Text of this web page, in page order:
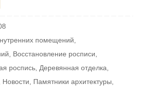
помещений
Восстановление росписи
роспись Деревянная отделка
Новости Памятники архитектуры